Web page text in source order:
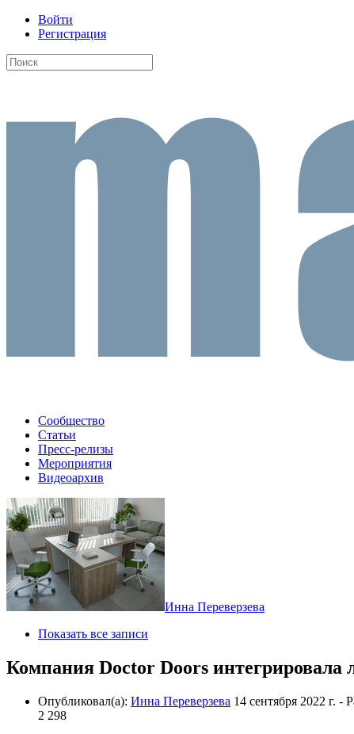
Войти
Регистрация
Сообщество
Статьи
Пресс-релизы
Мероприятия
Видеоархив
Инна Переверзева
Показать все записи
Компания Doctor Doors интегрировала
Опубликовал(а): Инна Переверзева 14 сентября 2022 г. -
2 298